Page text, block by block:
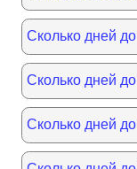
Сколько дней
Сколько дней
Сколько дней